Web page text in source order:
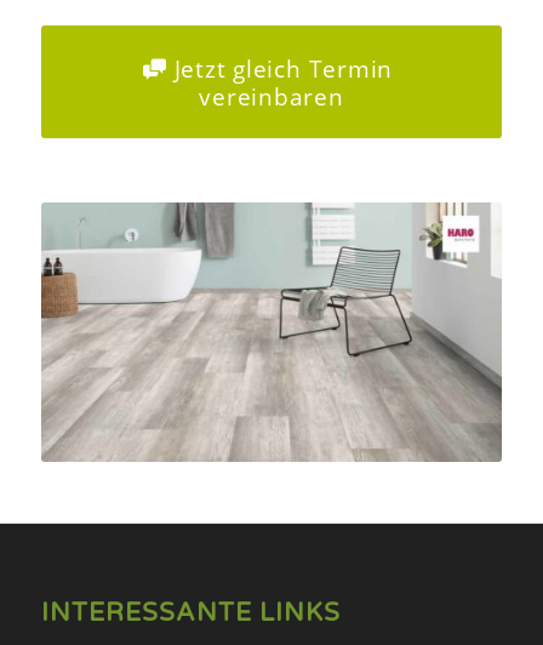
Jetzt gleich Termin
vereinbaren
INTERESSANTE LINKS